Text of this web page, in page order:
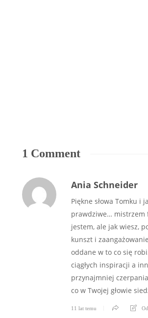
1 Comment
Ania Schneider
Piękne słowa Tomku i
prawdziwe… mistrzem
jestem, ale jak wiesz,
kunszt i
oddane w to co się
ciągłych inspiracji a
przynajmniej
co w Twojej głowie
11 lat temu